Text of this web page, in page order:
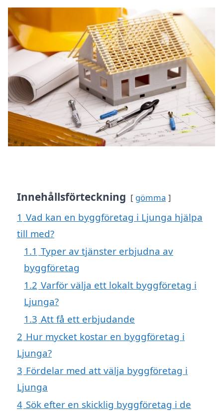
Innehållsförteckning gömma
1 Vad kan en byggföretag i Ljunga hjälpa
till med?
1.1 Typer av tjänster erbjudna av
byggföretag
1.2 Varför välja ett lokalt byggföretag i
Ljunga?
1.3 Att få ett erbjudande
2 Hur mycket kostar en byggföretag i
Ljunga?
3 Fördelar med att välja byggföretag i
Ljunga
4 Sök efter en skicklig byggföretag i de